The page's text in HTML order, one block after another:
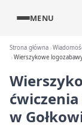
MENU
Strona główna
Wierszykowe
w